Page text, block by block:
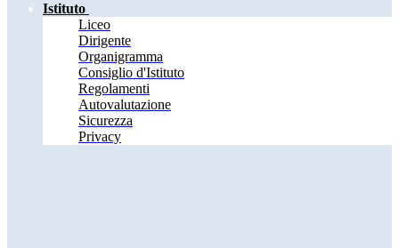
Istituto
Liceo
Dirigente
Organigramma
Consiglio d'Istituto
Regolamenti
Autovalutazione
Sicurezza
Privacy